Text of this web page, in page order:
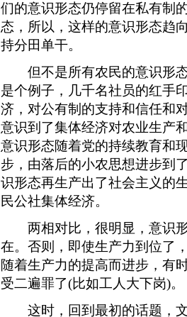
们的意识形态仍停留在私有制
态，所以，这样的意识形态趋
持分田单干。
但不是所有农民的意识形态
是个例子，几千名社员的红手
济，对公有制的支持和信任和
意识到了集体经济对农业生产
意识形态随着党的持续教育和
步，由落后的小农思想进步到
识形态再生产出了社会主义
民公社集体经济。
两相对比，很明显，意识形
在。否则，即使生产力到位了
随着生产力的提高而进步，有
受二遍罪了(比如工人大下岗)。
这时，回到最初的话题，文